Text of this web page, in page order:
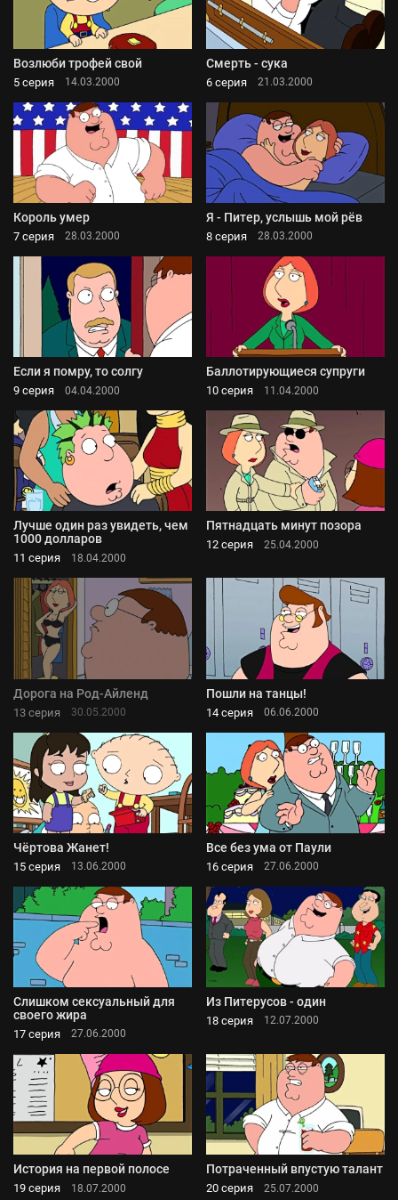
Возлюби трофей свой
5 серия 14.03.2000
Смерть - сука
6 серия 21.03.2000
Король умер
7 серия 28.03.2000
Я - Питер, услышь мой рёв
8 серия 28.03.2000
Если я помру, то солгу
9 серия 04.04.2000
Баллотирующиеся супруги
10 серия 11.04.2000
Лучше один раз увидеть, чем
1000 долларов
11 серия 18.04.2000
Пятнадцать минут позора
12 серия 25.04.2000
Дорога на Род-Айленд
13 серия 30.05.2000
Пошли на танцы!
14 серия 06.06.2000
Чёртова Жанет!
15 серия 13.06.2000
Все без ума от Паули
16 серия 27.06.2000
Слишком сексуальный для
своего жира
17 серия 27.06.2000
Из Питерусов - один
18 серия 12.07.2000
История на первой полосе
19 серия 18.07.2000
Потраченный впустую талант
20 серия 25.07.2000